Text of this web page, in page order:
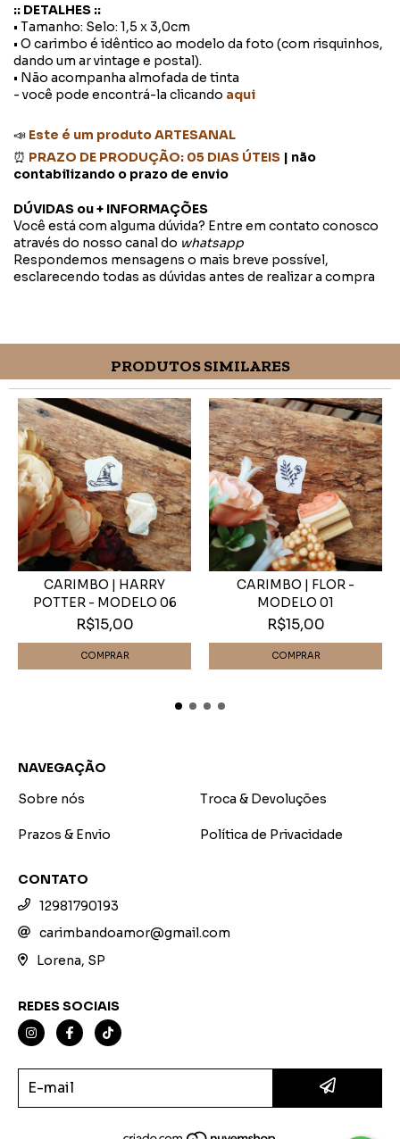
:: DETALHES ::
• Tamanho: Selo: 1,5 x 3,0cm
• O carimbo é idêntico ao modelo da foto (com risquinhos,
dando um ar vintage e postal).
• Não acompanha almofada de tinta
- você pode encontrá-la clicando aqui
📣 Este é um produto ARTESANAL
⏰ PRAZO DE PRODUÇÃO: 05 DIAS ÚTEIS | não
contabilizando o prazo de envio
DÚVIDAS ou + INFORMAÇÕES
Você está com alguma dúvida? Entre em contato conosco
através do nosso canal do whatsapp
Respondemos mensagens o mais breve possível,
esclarecendo todas as dúvidas antes de realizar a compra
PRODUTOS SIMILARES
CARIMBO | HARRY
POTTER - MODELO 06
R$15,00
CARIMBO | FLOR -
MODELO 01
R$15,00
NAVEGAÇÃO
Sobre nós
Troca & Devoluções
Prazos & Envio Política de Privacidade
CONTATO
12981790193
carimbandoamor@gmail.com
Lorena, SP
REDES SOCIAIS